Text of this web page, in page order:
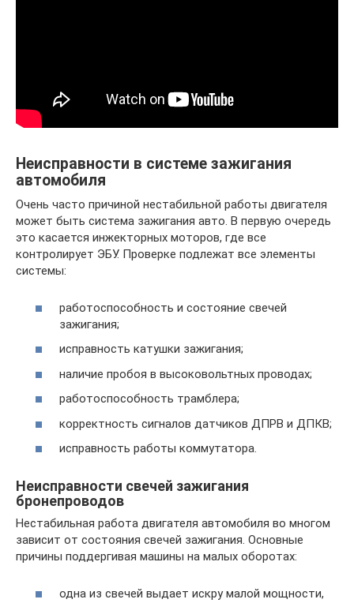
Неисправности в системе зажигания
автомобиля
Очень часто причиной нестабильной работы двигателя
может быть система зажигания авто. В первую очередь
это касается инжекторных моторов, где все
контролирует ЭБУ. Проверке подлежат все элементы
системы:
работоспособность и состояние свечей
зажигания;
исправность катушки зажигания;
наличие пробоя в высоковольтных проводах;
работоспособность трамблера;
корректность сигналов датчиков ДПРВ и ДПКВ;
исправность работы коммутатора.
Неисправности свечей зажигания
бронепроводов
Нестабильная работа двигателя автомобиля во многом
зависит от состояния свечей зажигания. Основные
причины поддергивая машины на малых оборотах:
одна из свечей выдает искру малой мощности,